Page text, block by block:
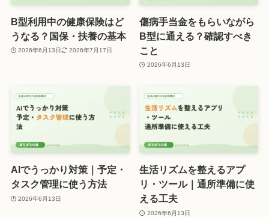
B型利用中の健康保険はど
うなる？国保・扶養の基本
2026年6月13日 2026年7月17日
傷病手当金をもらいながら
B型に通える？確認すべき
こと
2026年6月13日
AIでうっかり対策｜予定・
タスク管理に使う方法
2026年6月13日
生活リズムを整えるアプ
リ・ツール｜通所準備に使
える工夫
2026年6月13日